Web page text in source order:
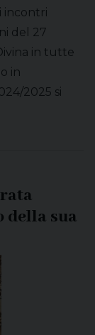
incontri
del 27
in tutte
in
2025 si
della sua